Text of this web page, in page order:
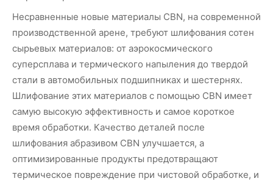
Несравненные новые материалы CBN, на современной
производственной арене, требуют шлифования сотен
сырьевых материалов: от аэрокосмического
суперсплава и термического напыления до твердой
стали в автомобильных подшипниках и шестернях.
Шлифование этих материалов с помощью CBN имеет
самую высокую эффективность и самое короткое
время обработки. Качество деталей после
шлифования абразивом CBN улучшается, а
оптимизированные продукты предотвращают
термическое повреждение при чистовой обработке, и